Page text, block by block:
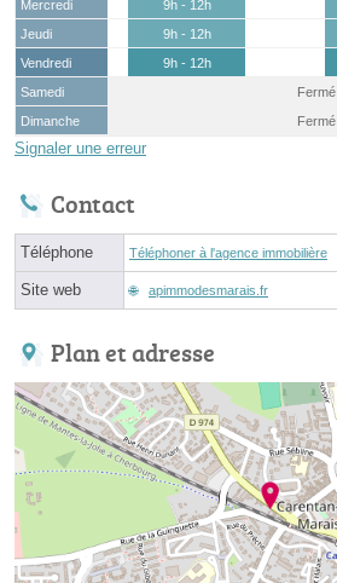
Mercredi
9h - 12h
Jeudi
9h - 12h
Vendredi
9h - 12h
Samedi
Fermé
Dimanche
Fermé
Signaler une erreur
Contact
Téléphone Téléphoner à l'agence immobilière
Site web apimmodesmarais.fr
Plan et adresse